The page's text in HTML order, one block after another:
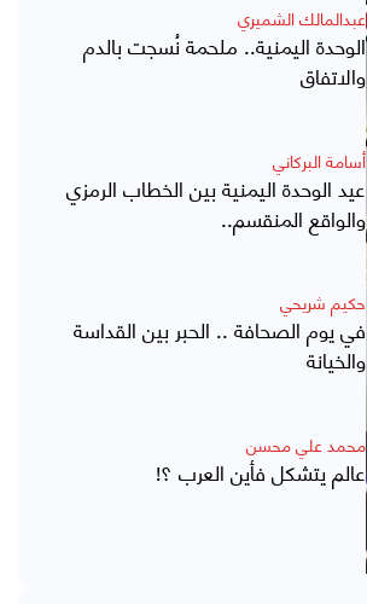
عبدالمالك الشميري
الوحدة اليمنية.. ملحمة نُسجت بالدم
والاتفاق
أسامة البركاني
عيد الوحدة اليمنية بين الخطاب الرمزي
والواقع المنقسم..
حكيم شريحي
في يوم الصحافة .. الحبر بين القداسة
والخيانة
محمد علي محسن
عالم يتشكل فأين العرب ؟!